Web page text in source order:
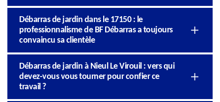
Débarras de jardin dans le 17150 : le
professionnalisme de BF Débarras a toujours
convaincu sa clientèle
Débarras de jardin à Nieul Le Virouil : vers qui
devez-vous vous tourner pour confier ce
travail ?